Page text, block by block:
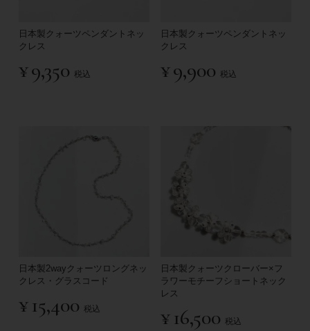
日本製クォーツペンダントネッ
クレス
¥9,350 税込
日本製クォーツペンダントネッ
クレス
¥9,900 税込
日本製2wayクォーツロングネッ
クレス・グラスコード
¥ 15,400 税込
日本製クォーツクローバー×フ
ラワーモチーフショートネック
レス
¥ 16,500 税込